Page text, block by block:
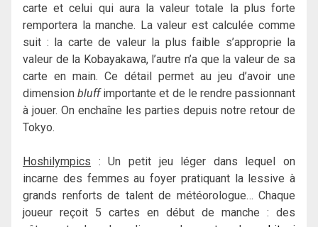
carte et celui qui aura la valeur totale la plus forte
remportera la manche. La valeur est calculée comme
suit : la carte de valeur la plus faible s’approprie la
valeur de la Kobayakawa, l’autre n’a que la valeur de sa
carte en main. Ce détail permet au jeu d’avoir une
dimensionbluffimportante et de le rendre passionnant
à jouer. On enchaîne les parties depuis notre retour de
Tokyo.
Hoshilympics : Un petit jeu léger dans lequel on
incarne des femmes au foyer pratiquant la lessive à
grands renforts de talent de météorologue… Chaque
joueur reçoit 5 cartes en début de manche : des